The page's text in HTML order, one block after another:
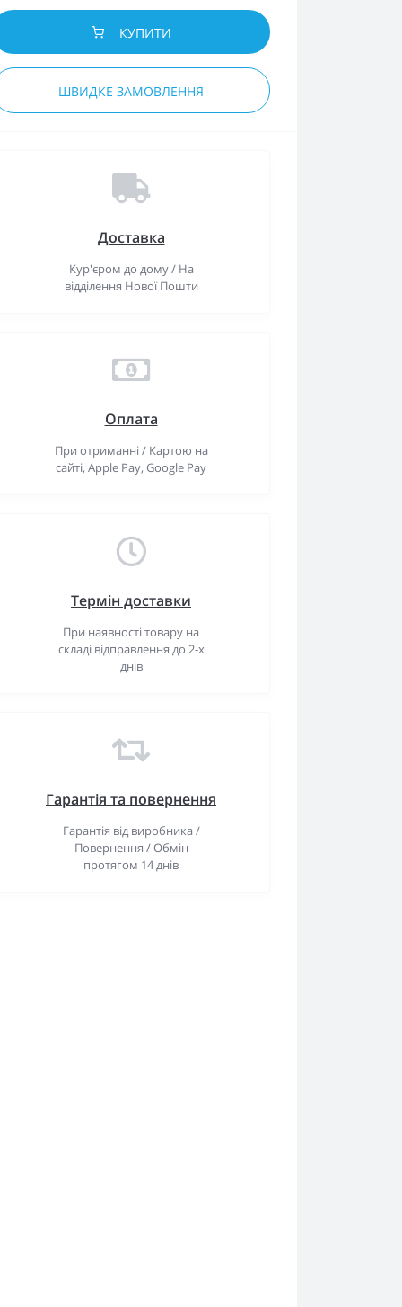
КУПИТИ
ШВИДКЕ ЗАМОВЛЕННЯ
Доставка
Кур'єром до дому / На
відділення Нової Пошти
Оплата
При отриманні / Картою на
сайті, Apple Pay, Google Pay
Термін доставки
При наявності товару на
складі відправлення до 2-х
днів
Гарантiя та повернення
Гарантія від виробника /
Повернення / Обмін
протягом 14 днів